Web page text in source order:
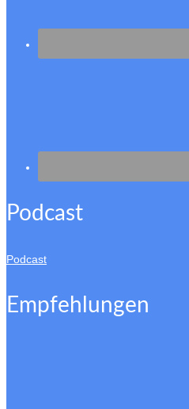
Podcast
Podcast
Empfehlungen